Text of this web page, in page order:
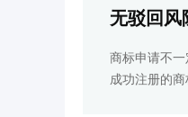
无驳回风
商标申请不
成功注册的商